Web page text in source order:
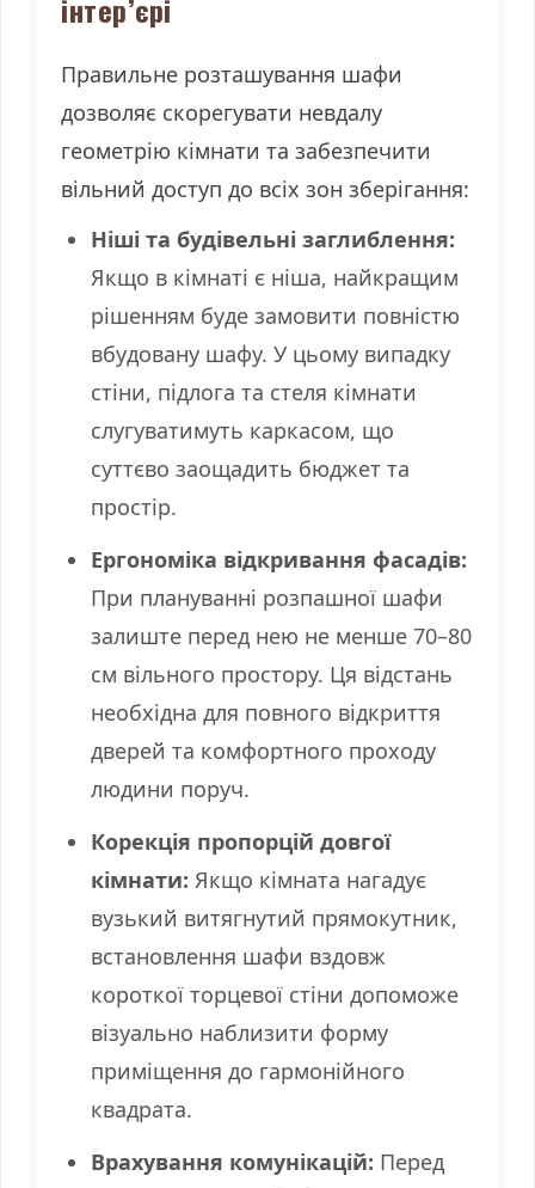
інтер’єрі
Правильне розташування шафи
дозволяє скорегувати невдалу
геометрію кімнати та забезпечити
вільний доступ до всіх зон зберігання:
Ніші та будівельні заглиблення:
Якщо в кімнаті є ніша, найкращим
рішенням буде замовити повністю
вбудовану шафу. У цьому випадку
стіни, підлога та стеля кімнати
слугуватимуть каркасом, що
суттєво заощадить бюджет та
простір.
Ергономіка відкривання фасадів:
При плануванні розпашної шафи
залиште перед нею не менше 70–80
см вільного простору. Ця відстань
необхідна для повного відкриття
дверей та комфортного проходу
людини поруч.
Корекція пропорцій довгої
кімнати: Якщо кімната нагадує
вузький витягнутий прямокутник,
встановлення шафи вздовж
короткої торцевої стіни допоможе
візуально наблизити форму
приміщення до гармонійного
квадрата.
Врахування комунікацій: Перед